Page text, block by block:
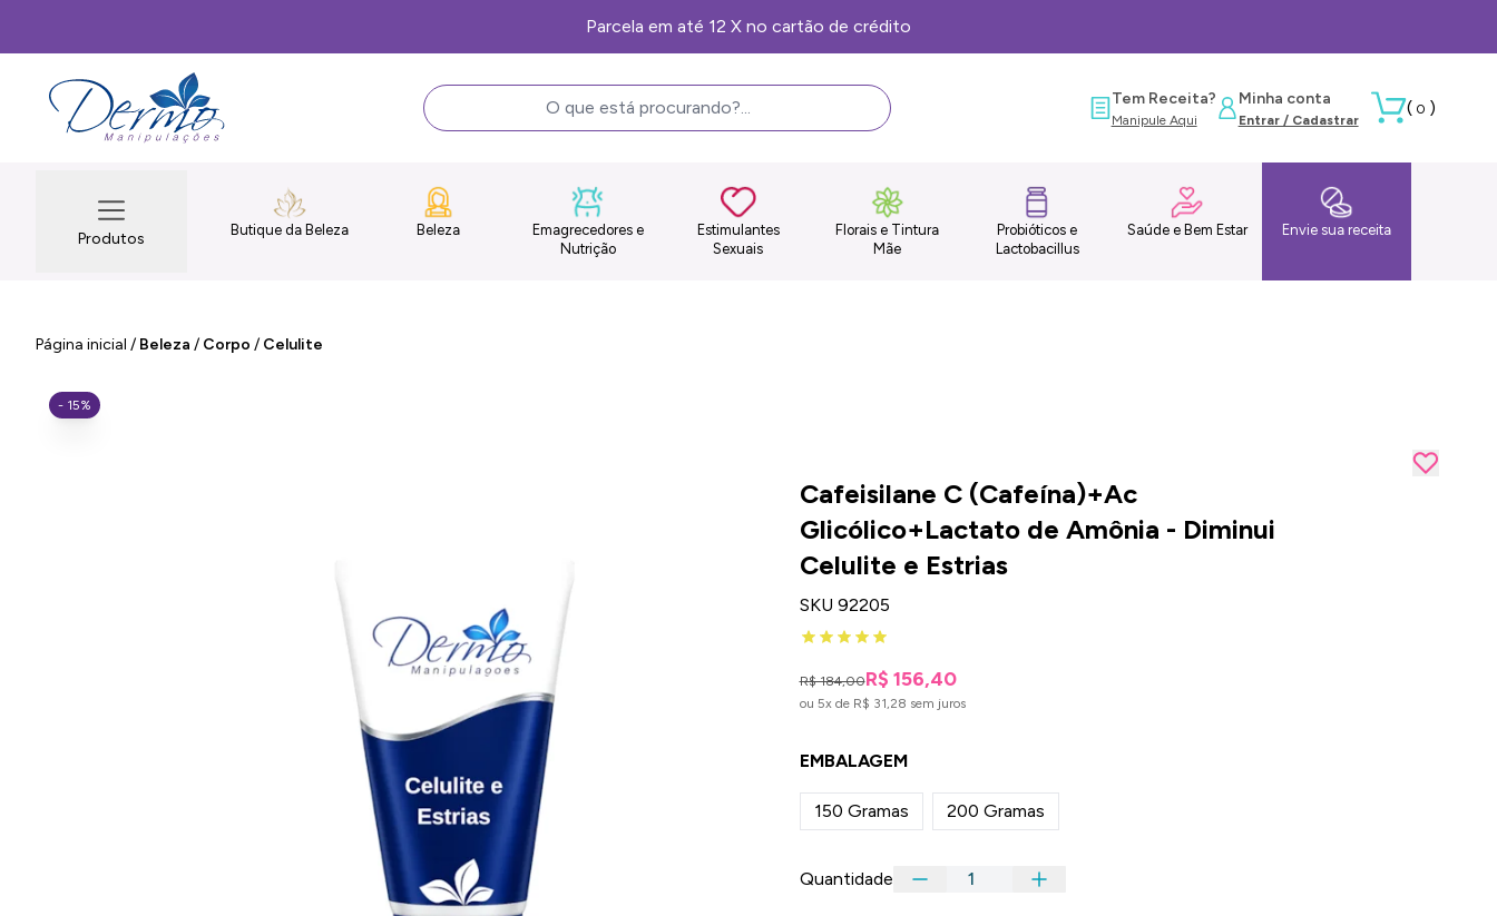
Frete Grátis, consulte as condições
Minha conta
Entrar / Cadastrar
Tem Receita?
Manipule Aqui
( 0 )
Produtos Butique da Beleza Beleza
Emagrecedores e
Nutrição
Estimulantes
Sexuais
Florais e Tintura
Mãe
Probióticos e
Lactobacillus
Saúde e Bem Estar Envie sua receita
Página inicial / Beleza / Corpo / Celulite
Cafeisilane C (Cafeína)+Ac
Glicólico+Lactato de Amônia - Diminui
Celulite e Estrias
SKU 92205
R$ 184,00R$ 156,40
ou 5x de R$ 31,28 sem juros
- 15%
EMBALAGEM
150 Gramas 200 Gramas
Quantidade